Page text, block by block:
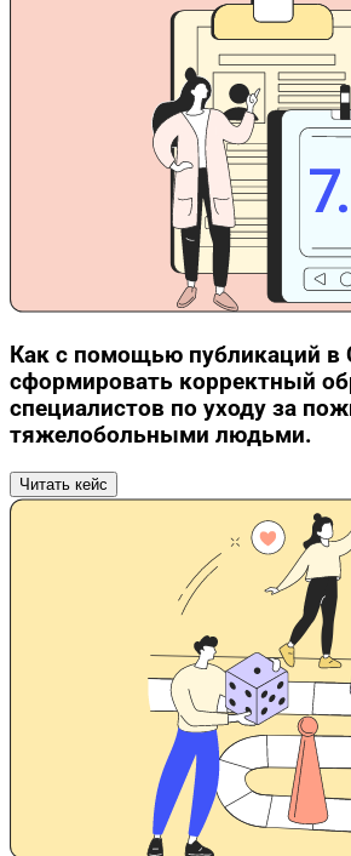
Как с помощью публикаций в
сформировать корректный
специалистов по уходу за
тяжелобольными людьми.
Читать кейс